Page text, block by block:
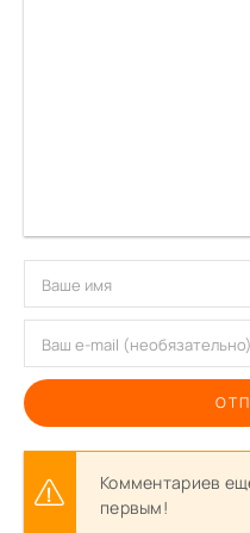
Комментариев
первым!